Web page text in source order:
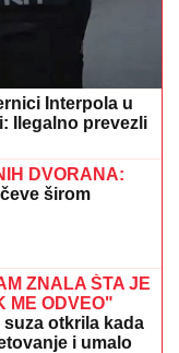
Interpola u
Ilegalno prevezli
DVORANA:
širom
ZNALA ŠTA JE
ME ODVEO"
otkrila kada
i umalo